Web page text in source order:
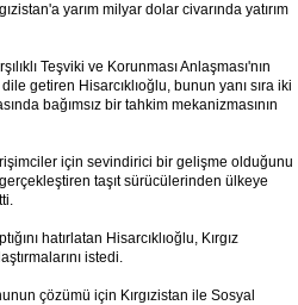
yarım milyar dolar civarında yatırım
Teşviki ve Korunması Anlaşması'nın
getiren Hisarcıklıoğlu, bunun yanı sıra iki
bağımsız bir tahkim mekanizmasının
için sevindirici bir gelişme olduğunu
taşıt sürücülerinden ülkeye
hatırlatan Hisarcıklıoğlu, Kırgız
istedi.
çözümü için Kırgızistan ile Sosyal